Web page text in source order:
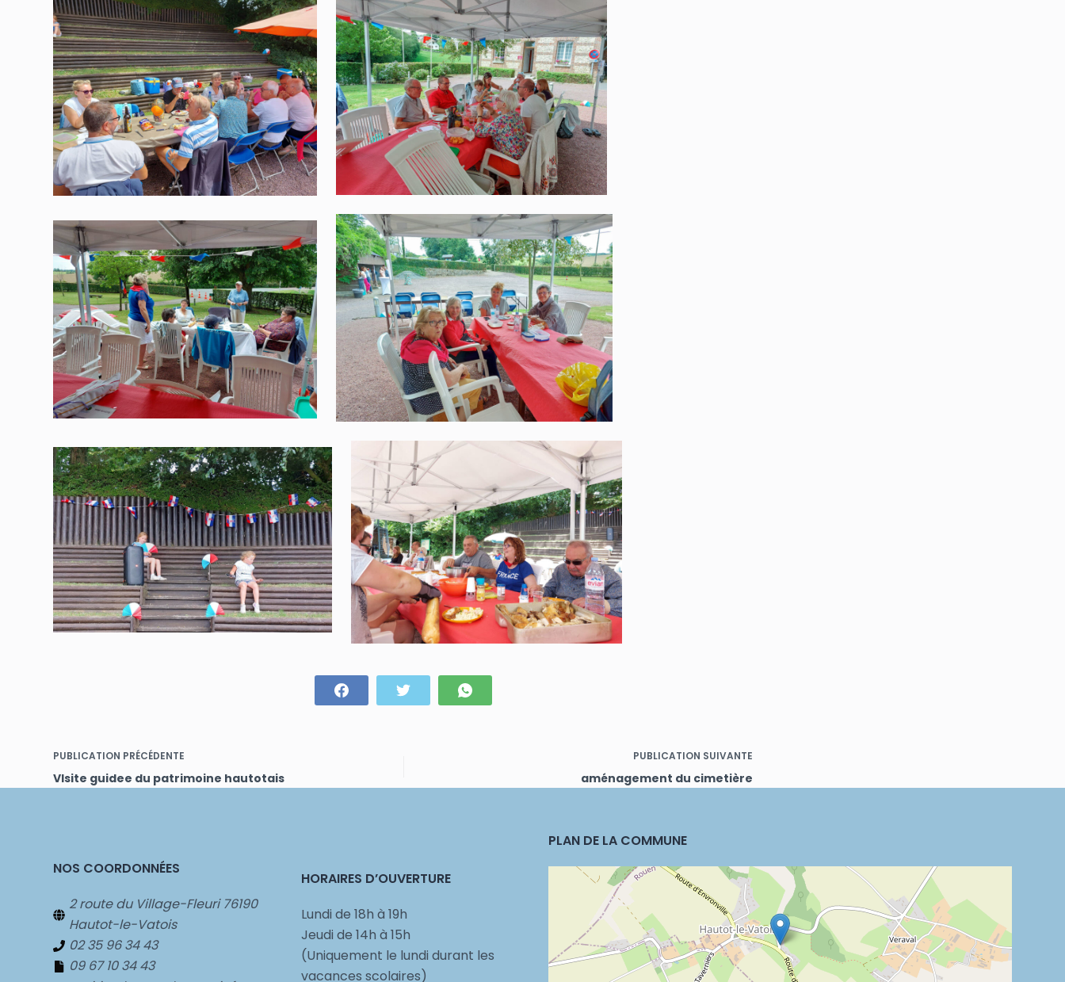
PUBLICATION PRÉCÉDENTE
VIsite guidee du patrimoine hautotais
PUBLICATION SUIVANTE
aménagement du cimetière
NOS COORDONNÉES
2 route du Village-Fleuri 76190
Hautot-le-Vatois
02 35 96 34 43
09 67 10 34 43
HORAIRES D’OUVERTURE
Lundi de 18h à 19h
Jeudi de 14h à 15h
(Uniquement le lundi durant les
vacances scolaires)
PLAN DE LA COMMUNE